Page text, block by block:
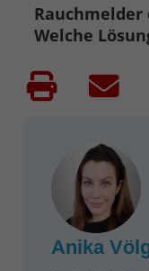
Welche
Anika